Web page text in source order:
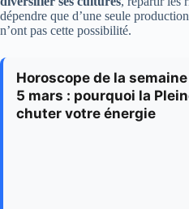
dépendre que d’une seule
n’ont pas cette possibilité.
Horoscope de la
5 mars : pourquoi la
chuter votre énergie